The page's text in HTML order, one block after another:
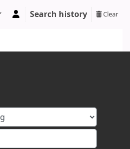
Search history Clear